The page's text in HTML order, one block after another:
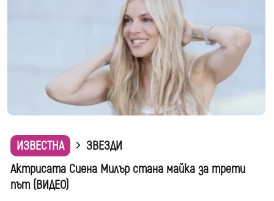
ИЗВЕСТНА
ЗВЕЗДИ
Актрисата Сиена Милър стана майка за трети
път (ВИДЕО)